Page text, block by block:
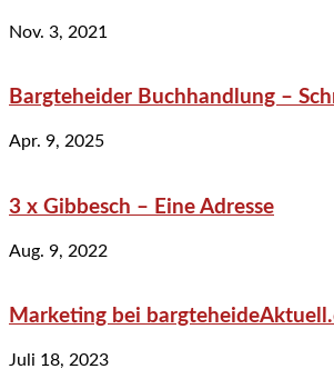
Nov. 3, 2021
Bargteheider Buchhandlung –
Apr. 9, 2025
3 x Gibbesch – Eine Adresse
Aug. 9, 2022
Marketing bei
Juli 18, 2023